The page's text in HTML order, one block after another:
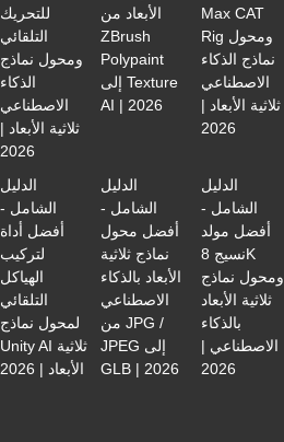
للتحريك
التلقائي
ومحول نماذج
الذكاء
الاصطناعي
ثلاثية الأبعاد |
2026
الأبعاد من
ZBrush
Polypaint
إلى Texture
AI | 2026
Max CAT
Rig ومحول
نماذج الذكاء
الاصطناعي
ثلاثية الأبعاد |
2026
الدليل
الشامل -
أفضل أداة
لتركيب
الهياكل
التلقائي
لمحول نماذج
Unity AI ثلاثية
الأبعاد | 2026
الدليل
الشامل -
أفضل محول
نماذج ثلاثية
الأبعاد بالذكاء
الاصطناعي
من JPG /
JPEG إلى
GLB | 2026
الدليل
الشامل -
أفضل مولد
نسيج 8K
ومحول نماذج
ثلاثية الأبعاد
بالذكاء
الاصطناعي |
2026